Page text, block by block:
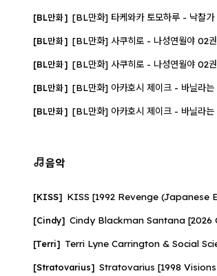
[BL만화]
[BL만화] [BL만화] 사쿠히로 - 나성연월야 02권
[BL만화]
[BL만화]
[BL만화]
음악
[KISS]
[Cindy]
[Terri]
[Stratovarius]